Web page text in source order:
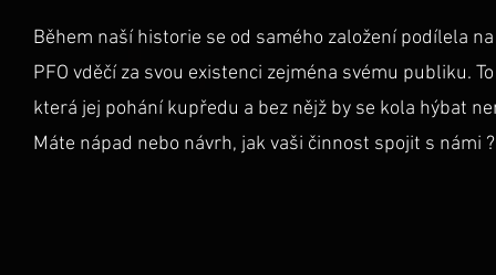
Během naší historie se od samého založení podílela
PFO vděčí za svou existenci zejména svému publiku.
která jej pohání kupředu a bez nějž by se kola hýbat
Máte nápad nebo návrh, jak vaši činnost spojit s námi